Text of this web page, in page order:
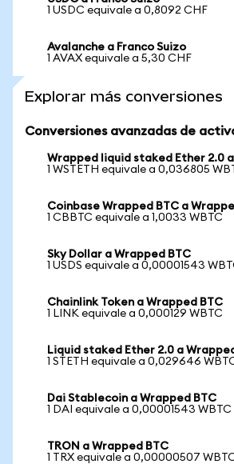
1 USDC equivale a 0,8092 CHF
Avalanche a Franco Suizo
1 AVAX equivale a 5,30 CHF
Explorar más conversiones
Conversiones avanzadas de
Wrapped liquid staked Ether 2.0
1 WSTETH equivale a 0,036805
Coinbase Wrapped BTC a
1 CBBTC equivale a 1,0033 WBTC
Sky Dollar a Wrapped BTC
1 USDS equivale a 0,00001543
Chainlink Token a Wrapped BTC
1 LINK equivale a 0,000129 WBTC
Liquid staked Ether 2.0 a
1 STETH equivale a 0,029646
Dai Stablecoin a Wrapped BTC
1 DAI equivale a 0,00001543 WBTC
TRON a Wrapped BTC
1 TRX equivale a 0,00000507